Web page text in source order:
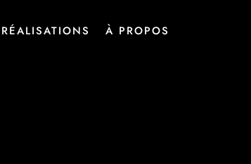
RÉALISATIONS
À PROPOS